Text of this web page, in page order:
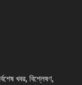
খবর, বিশ্লেষণ,